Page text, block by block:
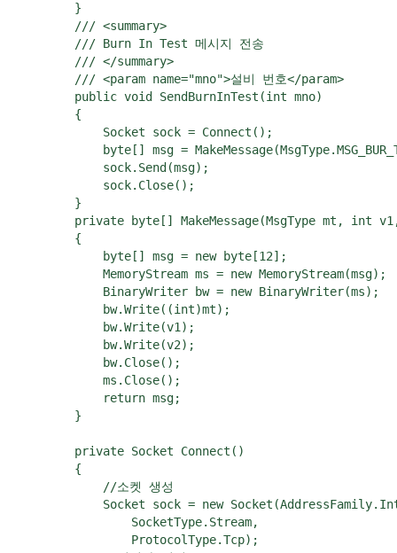
        }
        /// <summary>
        /// Burn In Test 메시지 전송
        /// </summary>
        /// <param name="mno">설비 번호</param>
        public void SendBurnInTest(int mno)
        {
            Socket sock = Connect();
byte[] msg =
            sock.Send(msg);
            sock.Close();
        }
private byte[] MakeMessage(MsgType mt, int
        {
            byte[] msg = new byte[12];
            MemoryStream ms = new MemoryStream(msg);
            BinaryWriter bw = new BinaryWriter(ms);
            bw.Write((int)mt);
            bw.Write(v1);
            bw.Write(v2);
            bw.Close();
            ms.Close();
            return msg;
        }
        private Socket Connect()
        {
            //소켓 생성
Socket sock = new
                SocketType.Stream,
                ProtocolType.Tcp);